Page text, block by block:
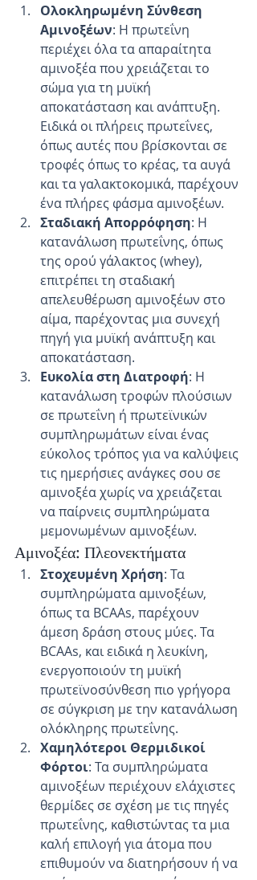
Ολοκληρωμένη Σύνθεση
Αμινοξέων: Η πρωτεΐνη
περιέχει όλα τα απαραίτητα
αμινοξέα που χρειάζεται το
σώμα για τη μυϊκή
αποκατάσταση και ανάπτυξη.
Ειδικά οι πλήρεις πρωτεΐνες,
όπως αυτές που βρίσκονται σε
τροφές όπως το κρέας, τα αυγά
και τα γαλακτοκομικά, παρέχουν
ένα πλήρες φάσμα αμινοξέων.
Σταδιακή Απορρόφηση: Η
κατανάλωση πρωτεΐνης, όπως
της ορού γάλακτος (whey),
επιτρέπει τη σταδιακή
απελευθέρωση αμινοξέων στο
αίμα, παρέχοντας μια συνεχή
πηγή για μυϊκή ανάπτυξη και
αποκατάσταση.
Ευκολία στη Διατροφή: Η
κατανάλωση τροφών πλούσιων
σε πρωτεΐνη ή πρωτεϊνικών
συμπληρωμάτων είναι ένας
εύκολος τρόπος για να καλύψεις
τις ημερήσιες ανάγκες σου σε
αμινοξέα χωρίς να χρειάζεται
να παίρνεις συμπληρώματα
μεμονωμένων αμινοξέων.
Αμινοξέα: Πλεονεκτήματα
Στοχευμένη Χρήση: Τα
συμπληρώματα αμινοξέων,
όπως τα BCAAs, παρέχουν
άμεση δράση στους μύες. Τα
BCAAs, και ειδικά η λευκίνη,
ενεργοποιούν τη μυϊκή
πρωτεϊνοσύνθεση πιο γρήγορα
σε σύγκριση με την κατανάλωση
ολόκληρης πρωτεΐνης.
Χαμηλότεροι Θερμιδικοί
Φόρτοι: Τα συμπληρώματα
αμινοξέων περιέχουν ελάχιστες
θερμίδες σε σχέση με τις πηγές
πρωτεΐνης, καθιστώντας τα μια
καλή επιλογή για άτομα που
επιθυμούν να διατηρήσουν ή να